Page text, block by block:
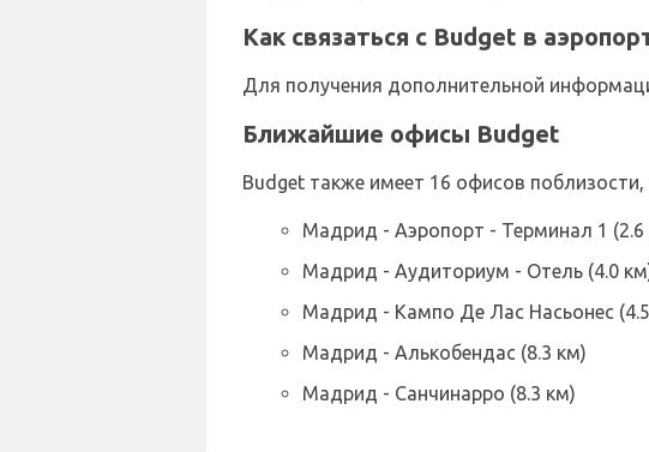
Как связаться с Budget в
Для получения дополнительной
Ближайшие офисы Budget
Budget также имеет 16 офисов
Мадрид - Аэропорт - Терминал 1 (2.6
Мадрид - Аудиториум - Отель (4.0
Мадрид - Кампо Де Лас Насьонес
Мадрид - Алькобендас (8.3 км)
Мадрид - Санчинарро (8.3 км)